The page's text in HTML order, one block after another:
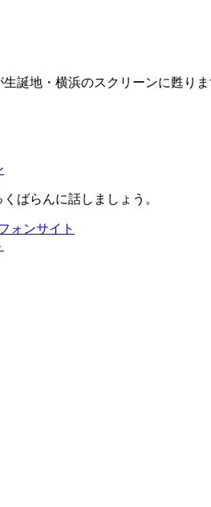
誕地・横浜のスクリーンに甦りま
ばらんに話しましょう。